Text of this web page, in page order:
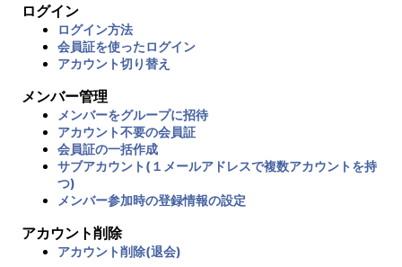
ログイン
ログイン方法
会員証を使ったログイン
アカウント切り替え
メンバー管理
メンバーをグループに招待
アカウント不要の会員証
会員証の一括作成
サブアカウント(１メールアドレスで複数アカウントを持
つ)
メンバー参加時の登録情報の設定
アカウント削除
アカウント削除(退会)